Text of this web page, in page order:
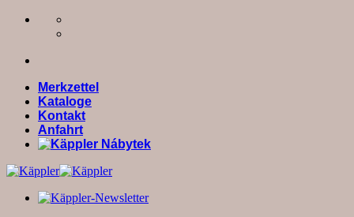
Zum
Merkzettel
Kataloge
Kontakt
Anfahrt